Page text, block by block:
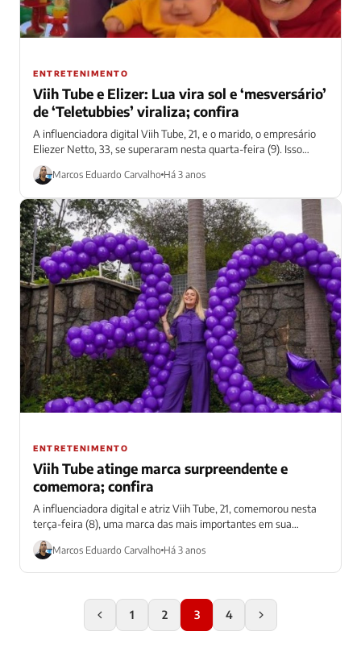
ENTRETENIMENTO
Viih Tube e Elizer: Lua vira sol e ‘mesversário’
de ‘Teletubbies’ viraliza; confira
A influenciadora digital Viih Tube, 21, e o marido, o empresário
Eliezer Netto, 33, se superaram nesta quarta-feira (9). Isso
porque, no...
Marcos Eduardo Carvalho Há 3 anos
ENTRETENIMENTO
Viih Tube atinge marca surpreendente e
comemora; confira
A influenciadora digital e atriz Viih Tube, 21, comemorou nesta
terça-feira (8), uma marca das mais importantes em sua
carreira. Aliás, como...
Marcos Eduardo Carvalho Há 3 anos
1 2 3 4